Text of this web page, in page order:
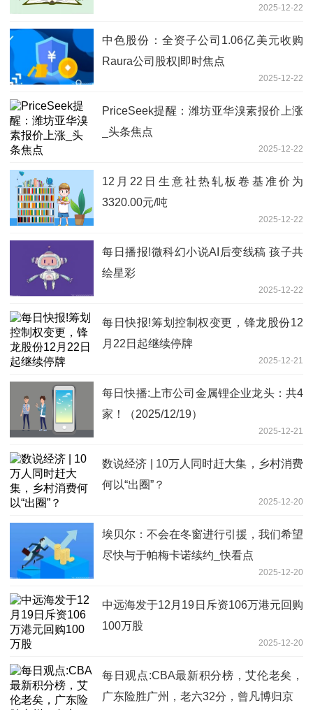
2025-12-22
中色股份：全资子公司1.06亿美元收购
Raura公司股权|即时焦点
2025-12-22
PriceSeek提醒：潍坊亚华溴素报价上涨
_头条焦点
2025-12-22
12月22日生意社热轧板卷基准价为
3320.00元/吨
2025-12-22
每日播报!微科幻小说AI后变线稿 孩子共
绘星彩
2025-12-22
每日快报!筹划控制权变更，锋龙股份12
月22日起继续停牌
2025-12-21
每日快播:上市公司金属锂企业龙头：共4
家！（2025/12/19）
2025-12-21
数说经济 | 10万人同时赶大集，乡村消费
何以“出圈”？
2025-12-20
埃贝尔：不会在冬窗进行引援，我们希望
尽快与于帕梅卡诺续约_快看点
2025-12-20
中远海发于12月19日斥资106万港元回购
100万股
2025-12-20
每日观点:CBA最新积分榜，艾伦老矣，
广东险胜广州，老六32分，曾凡博归京